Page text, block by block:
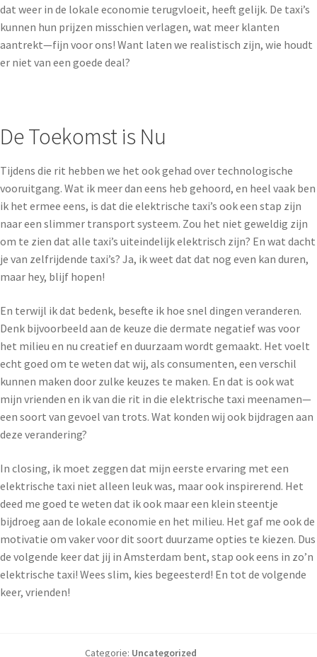
dat weer in de lokale economie terugvloeit, heeft gelijk. De taxi’s
kunnen hun prijzen misschien verlagen, wat meer klanten
aantrekt—fijn voor ons! Want laten we realistisch zijn, wie houdt
er niet van een goede deal?
De Toekomst is Nu
Tijdens die rit hebben we het ook gehad over technologische
vooruitgang. Wat ik meer dan eens heb gehoord, en heel vaak ben
ik het ermee eens, is dat die elektrische taxi’s ook een stap zijn
naar een slimmer transport systeem. Zou het niet geweldig zijn
om te zien dat alle taxi’s uiteindelijk elektrisch zijn? En wat dacht
je van zelfrijdende taxi’s? Ja, ik weet dat dat nog even kan duren,
maar hey, blijf hopen!
En terwijl ik dat bedenk, besefte ik hoe snel dingen veranderen.
Denk bijvoorbeeld aan de keuze die dermate negatief was voor
het milieu en nu creatief en duurzaam wordt gemaakt. Het voelt
echt goed om te weten dat wij, als consumenten, een verschil
kunnen maken door zulke keuzes te maken. En dat is ook wat
mijn vrienden en ik van die rit in die elektrische taxi meenamen—
een soort van gevoel van trots. Wat konden wij ook bijdragen aan
deze verandering?
In closing, ik moet zeggen dat mijn eerste ervaring met een
elektrische taxi niet alleen leuk was, maar ook inspirerend. Het
deed me goed te weten dat ik ook maar een klein steentje
bijdroeg aan de lokale economie en het milieu. Het gaf me ook de
motivatie om vaker voor dit soort duurzame opties te kiezen. Dus
de volgende keer dat jij in Amsterdam bent, stap ook eens in zo’n
elektrische taxi! Wees slim, kies begeesterd! En tot de volgende
keer, vrienden!
Categorie: Uncategorized